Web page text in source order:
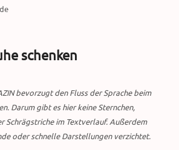
schenken
bevorzugt den Fluss der Sprache beim
Darum gibt es hier keine Sternchen,
Schrägstriche im Textverlauf. Außerdem
oder schnelle Darstellungen verzichtet.